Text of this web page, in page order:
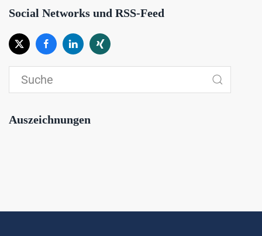
Social Networks und RSS-Feed
Auszeichnungen